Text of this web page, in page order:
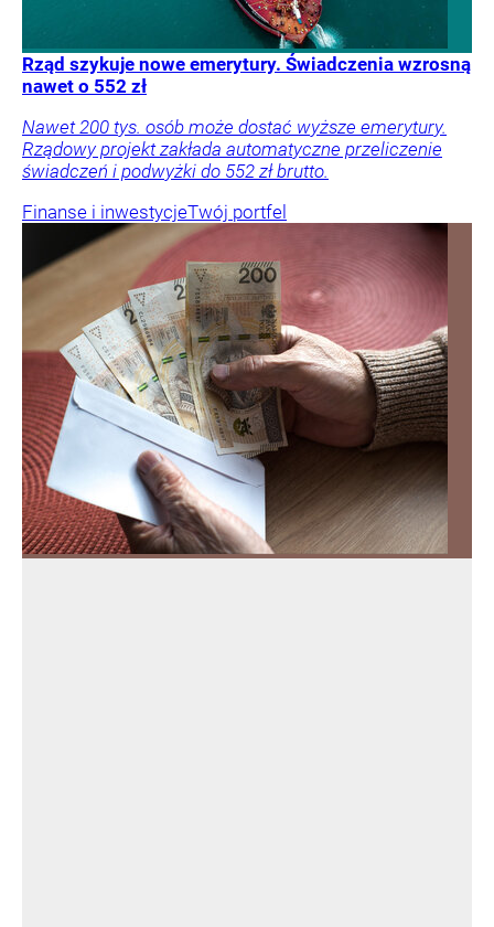
Rząd szykuje nowe emerytury. Świadczenia wzrosną
nawet o 552 zł
Nawet 200 tys. osób może dostać wyższe emerytury.
Rządowy projekt zakłada automatyczne przeliczenie
świadczeń i podwyżki do 552 zł brutto.
Finanse i inwestycjeTwój portfel